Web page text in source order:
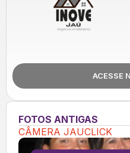
ACESSE
FOTOS ANTIGAS
CÂMERA JAUCLICK